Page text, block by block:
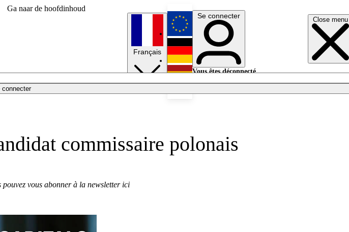
Ga naar de hoofdinhoud
Close menu
connecter
Français
English
Deutsch
Se connecter
Vous êtes déconnecté.
commissaire polonais
pouvez vous abonner à la newsletter ici